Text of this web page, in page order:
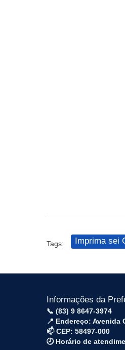
Tags: Imprima sei
Informações da
📞 (83) 9 8647-3974
📍 Endereço: Avenida
📫 CEP: 58497-000
🕗 Horário de